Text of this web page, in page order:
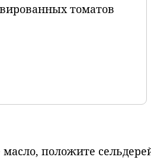
томатов
масло, положите